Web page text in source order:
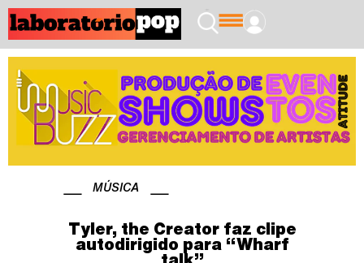
MÚSICA
Tyler, the Creator faz clipe
autodirigido para “Wharf
talk”